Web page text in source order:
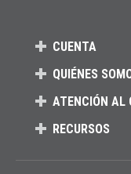
CUENTA
QUIÉNES
ATENCIÓN AL
RECURSOS